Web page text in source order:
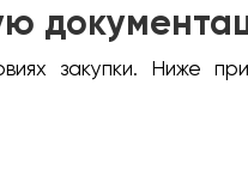
закупки. Ниже